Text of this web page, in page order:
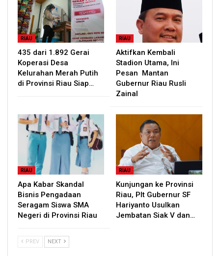
RIAU
435 dari 1.892 Gerai
Koperasi Desa
Kelurahan Merah Putih
di Provinsi Riau Siap…
RIAU
Aktifkan Kembali
Stadion Utama, Ini
Pesan Mantan
Gubernur Riau Rusli
Zainal
RIAU
Apa Kabar Skandal
Bisnis Pengadaan
Seragam Siswa SMA
Negeri di Provinsi Riau
RIAU
Kunjungan ke Provinsi
Riau, Plt Gubernur SF
Hariyanto Usulkan
Jembatan Siak V dan…
PREV NEXT